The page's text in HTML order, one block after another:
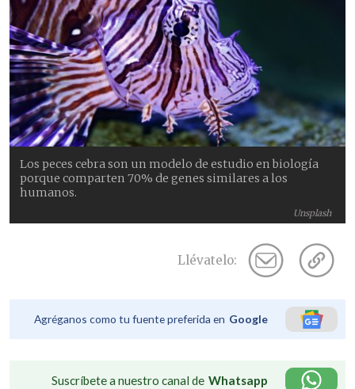
Unsplash
Los peces cebra son un modelo de estudio en biología
porque comparten 70% de genes similares a los
humanos.
Llévatelo:
Agréganos como tu fuente preferida en Google
Suscríbete a nuestro canal de Whatsapp